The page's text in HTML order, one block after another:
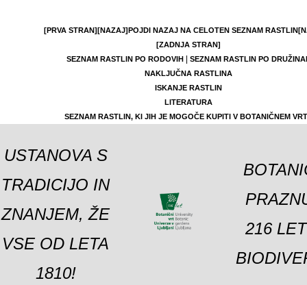
[PRVA STRAN][NAZAJ]POJDI NAZAJ NA CELOTEN SEZNAM RASTLIN
[ZADNJA STRAN]
SEZNAM RASTLIN PO RODOVIH|
SEZNAM RASTLIN PO
NAKLJUČNA RASTLINA
ISKANJE RASTLIN
LITERATURA
SEZNAM RASTLIN, KI JIH JE MOGOČE KUPITI V BOTANIČNEM
USTANOVA S
TRADICIJO IN
ZNANJEM, ŽE
VSE OD LETA
1810!
216